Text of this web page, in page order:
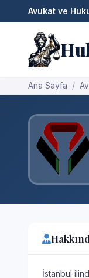
Avukat ve
Ana Sayfa
İstanbul